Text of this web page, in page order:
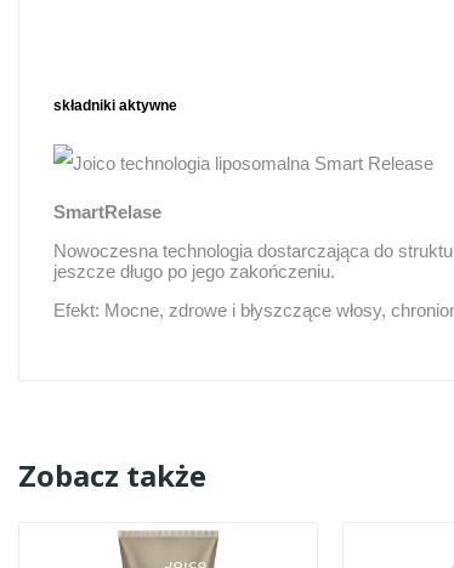
składniki aktywne
SmartRelase
Nowoczesna technologia dostarczająca do
jeszcze długo po jego zakończeniu.
Efekt: Mocne, zdrowe i błyszczące włosy,
Zobacz także